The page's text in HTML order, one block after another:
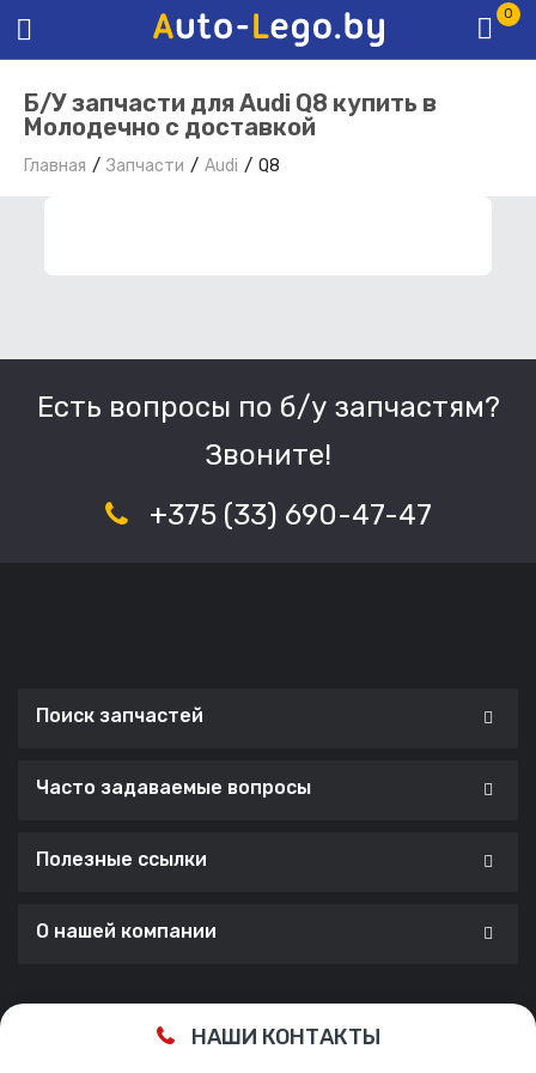
0
Б/У запчасти для Audi Q8 купить в
Молодечно с доставкой
Главная Запчасти Audi Q8
Есть вопросы по б/у запчастям?
Звоните!
+375 (33) 690-47-47
Поиск запчастей
Часто задаваемые вопросы
Полезные ссылки
О нашей компании
Сделано с ❤️ вCherry Lab Agency
НАШИ КОНТАКТЫ